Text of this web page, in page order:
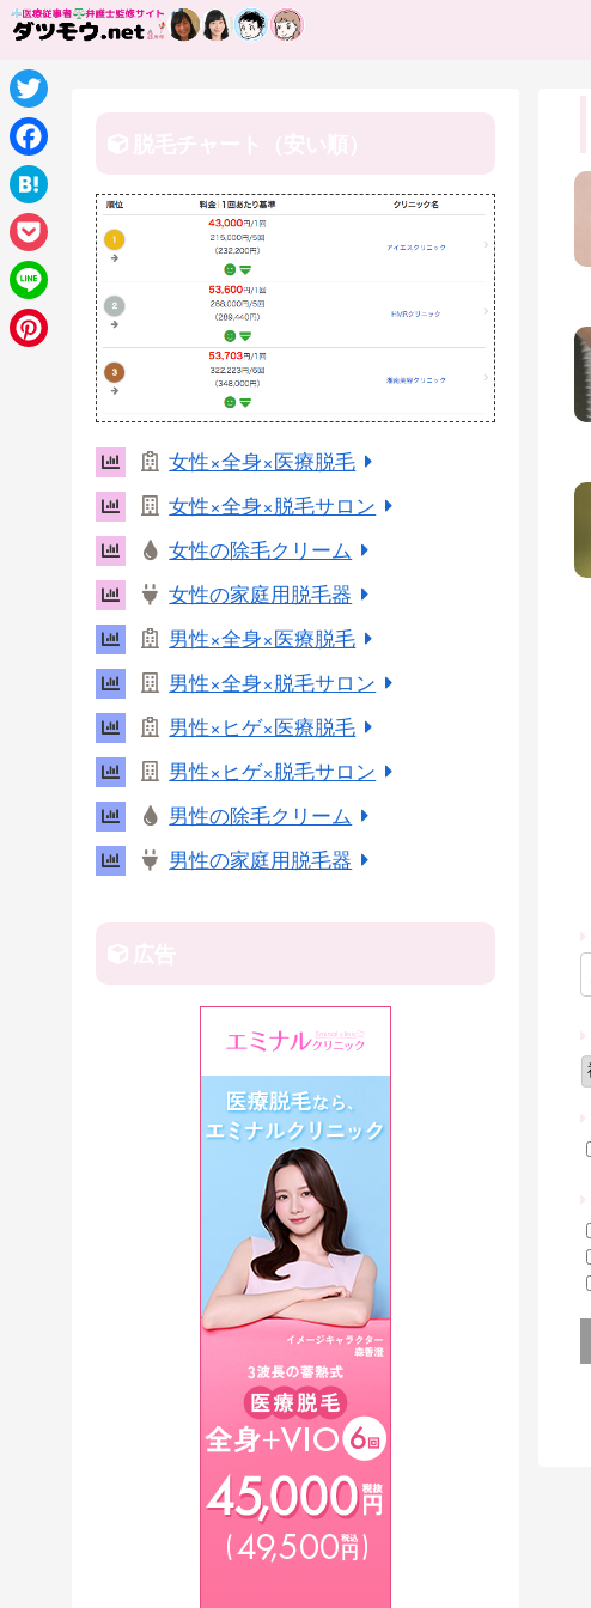
女性×全身×医療脱毛
女性×全身×脱毛サロン
女性の除毛クリーム
女性の家庭用脱毛器
男性×全身×医療脱毛
男性×全身×脱毛サロン
男性×ヒゲ×医療脱毛
男性×ヒゲ×脱毛サロン
男性の除毛クリーム
男性の家庭用脱毛器
T
w
i
t
t
e
F
a
c
e
b
H
a
t
e
P
o
c
L